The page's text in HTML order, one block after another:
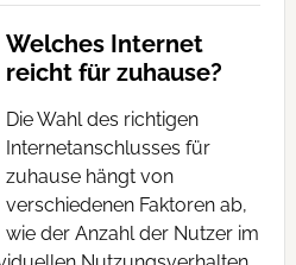
Welches Internet
reicht für zuhause?
Die Wahl des richtigen
Internetanschlusses für
zuhause hängt von
verschiedenen Faktoren ab,
wie der Anzahl der Nutzer im